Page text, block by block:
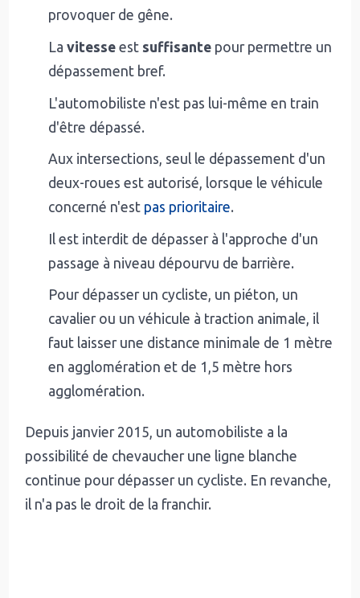
provoquer de gêne.
La vitesse est suffisante pour permettre un
dépassement bref.
L'automobiliste n'est pas lui-même en train
d'être dépassé.
Aux intersections, seul le dépassement d'un
deux-roues est autorisé, lorsque le véhicule
concerné n'est pas prioritaire.
Il est interdit de dépasser à l'approche d'un
passage à niveau dépourvu de barrière.
Pour dépasser un cycliste, un piéton, un
cavalier ou un véhicule à traction animale, il
faut laisser une distance minimale de 1 mètre
en agglomération et de 1,5 mètre hors
agglomération.
Depuis janvier 2015, un automobiliste a la
possibilité de chevaucher une ligne blanche
continue pour dépasser un cycliste. En revanche,
il n'a pas le droit de la franchir.